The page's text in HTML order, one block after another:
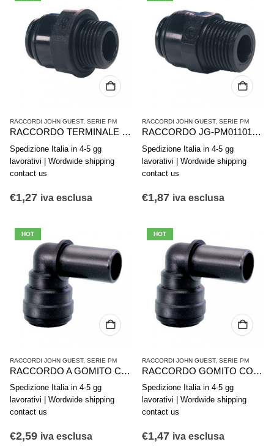
RACCORDI JOHN GUEST, SERIE PM
RACCORDO TERMINALE DIRITTO JG-PM010812E 8-1/4″
Spedizione Italia in 4-5 gg
lavorativi | Wordwide shipping
contact us
€1,27 iva esclusa
RACCORDI JOHN GUEST, SERIE PM
RACCORDO JG-PM011012E 10-1/4″
Spedizione Italia in 4-5 gg
lavorativi | Wordwide shipping
contact us
€1,87 iva esclusa
HOT
RACCORDI JOHN GUEST, SERIE PM
RACCORDO A GOMITO CON CODOLO JG-PM221010E 10-10
Spedizione Italia in 4-5 gg
lavorativi | Wordwide shipping
contact us
€2,59 iva esclusa
HOT
RACCORDI JOHN GUEST, SERIE PM
RACCORDO GOMITO CON CODOLO JG-PM220606E 6-6
Spedizione Italia in 4-5 gg
lavorativi | Wordwide shipping
contact us
€1,47 iva esclusa